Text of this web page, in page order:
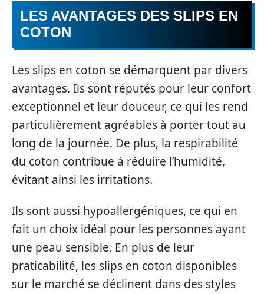
LES AVANTAGES DES SLIPS EN
COTON
Les slips en coton se démarquent par divers
avantages. Ils sont réputés pour leur confort
exceptionnel et leur douceur, ce qui les rend
particulièrement agréables à porter tout au
long de la journée. De plus, la respirabilité
du coton contribue à réduire l’humidité,
évitant ainsi les irritations.
Ils sont aussi hypoallergéniques, ce qui en
fait un choix idéal pour les personnes ayant
une peau sensible. En plus de leur
praticabilité, les slips en coton disponibles
sur le marché se déclinent dans des styles